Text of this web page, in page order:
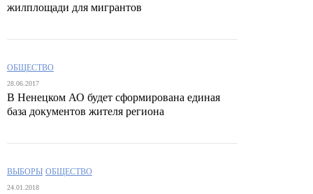
жилплощади для мигрантов
ОБЩЕСТВО
28.06.2017
В Ненецком АО будет сформирована единая
база документов жителя региона
ВЫБОРЫ ОБЩЕСТВО
24.01.2018